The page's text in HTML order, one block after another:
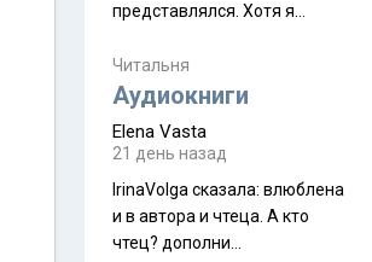
представлялся. Хотя я
краешек, но все же схватила
ауру штата, как-то он меня
природа, мягкие
такая как бы переходная
ступень между привычной
нам Индией и остальными
Читальня
Аудиокниги
Elena Vasta
21 день назад
IrinaVolga сказалa: влюблена
и в автора и чтеца. А кто
чтец? дополни